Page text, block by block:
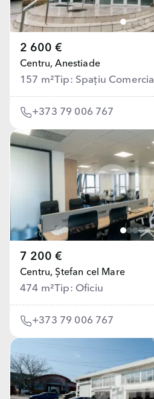
2 600 €
Centru, Anestiade
157 m²Tip: Spațiu Comercial
+373 79 006 767
7 200 €
Centru, Ștefan cel Mare
474 m²Tip: Oficiu
+373 79 006 767